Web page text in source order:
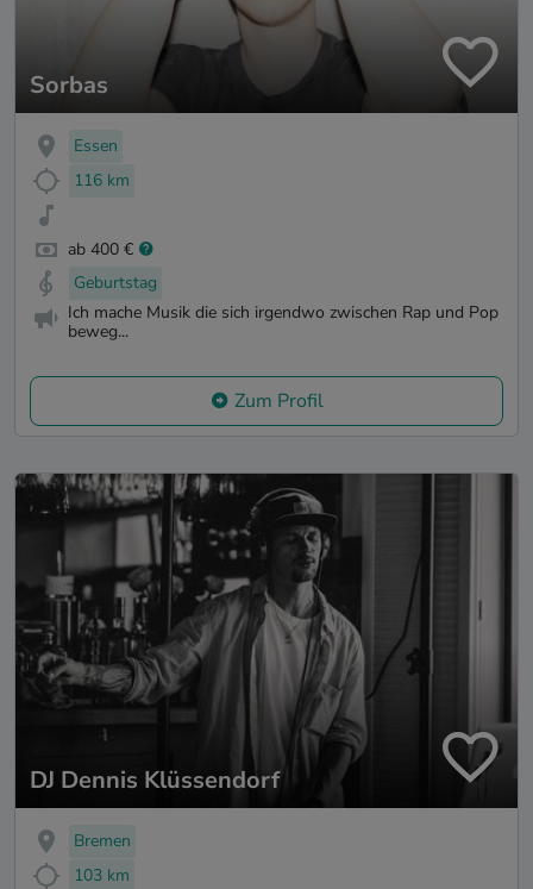
Sorbas
Essen
116 km
ab 400 €
Geburtstag
Ich mache Musik die sich irgendwo zwischen Rap und Pop
beweg...
Zum Profil
DJ Dennis Klüssendorf
Bremen
103 km